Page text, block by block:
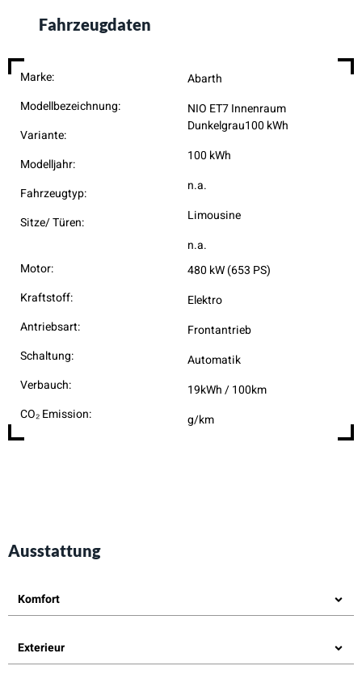
Fahrzeugdaten
Marke:
Modellbezeichnung:
Variante:
Modelljahr:
Fahrzeugtyp:
Sitze/ Türen:
Abarth
NIO ET7 Innenraum
Dunkelgrau100 kWh
100 kWh
n.a.
Limousine
n.a.
Motor:
Kraftstoff:
Antriebsart:
Schaltung:
Verbauch:
CO₂ Emission:
480 kW (653 PS)
Elektro
Frontantrieb
Automatik
19kWh / 100km
g/km
Ausstattung
Komfort
Exterieur